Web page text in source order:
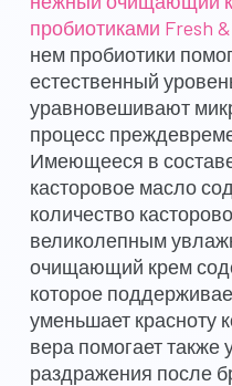
пробиотиками Fresh
нем пробиотики
естественный
уравновешивают
процесс
Имеющееся в
касторовое масло
количество
великолепным
очищающий крем
которое
уменьшает красноту
вера помогает также
раздражения после